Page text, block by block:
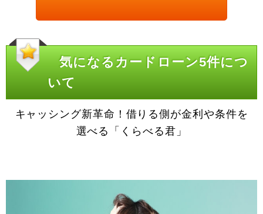
気になるカードローン5件につ
いて
キャッシング新革命！借りる側が金利や条件を
選べる「くらべる君」